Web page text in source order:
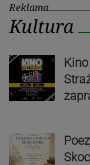
Reklama
Kultura